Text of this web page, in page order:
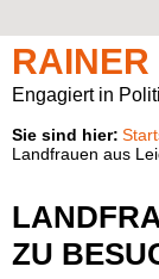
RAINER
Engagiert in
Landfrauen aus
ZU
Rheinisch-
Region Köln
Unterwegs
Privater
Beruflicher
Politischer
Aufgaben
Vorsitzender
Rheinisch-
Presse & Fotos
Kontaktformular